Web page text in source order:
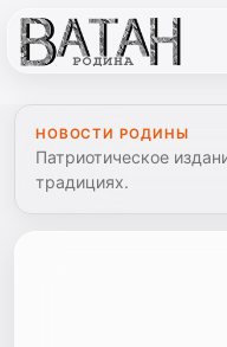
НОВОСТИ РОДИНЫ
Патриотическое
традициях.